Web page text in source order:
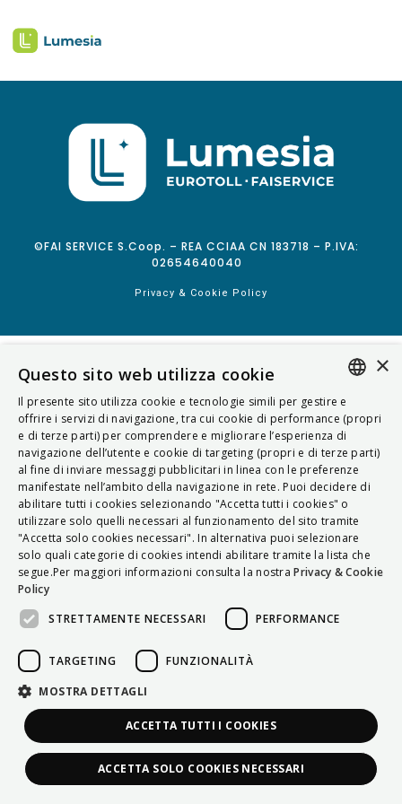
©FAI SERVICE S.Coop. – REA CCIAA CN 183718 – P.IVA:
02654640040
Privacy & Cookie Policy
ITALIAN
ENGLISH
FRENCH
HUNGARIAN
DEUTSCH
POLSKI
PORTUGUÊS
×
Questo sito web utilizza cookie
Il presente sito utilizza cookie e tecnologie simili per gestire e
offrire i servizi di navigazione, tra cui cookie di performance (propri
e di terze parti) per comprendere e migliorare l’esperienza di
navigazione dell’utente e cookie di targeting (propri e di terze parti)
al fine di inviare messaggi pubblicitari in linea con le preferenze
manifestate nell’ambito della navigazione in rete. Puoi decidere di
abilitare tutti i cookies selezionando "Accetta tutti i cookies" o
utilizzare solo quelli necessari al funzionamento del sito tramite
"Accetta solo cookies necessari". In alternativa puoi selezionare
solo quali categorie di cookies intendi abilitare tramite la lista che
segue.Per maggiori informazioni consulta la nostra Privacy & Cookie
Policy
STRETTAMENTE NECESSARI
PERFORMANCE
TARGETING FUNZIONALITÀ
MOSTRA DETTAGLI
ACCETTA TUTTI I COOKIES
ACCETTA SOLO COOKIES NECESSARI